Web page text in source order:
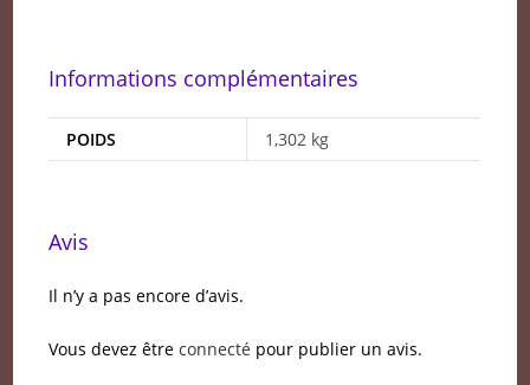
Informations complémentaires
POIDS 1,302 kg
Avis
Il n’y a pas encore d’avis.
Vous devez êtreconnecté pour publier un avis.